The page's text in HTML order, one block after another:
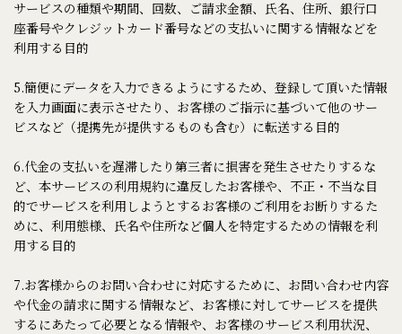
サービスの種類や期間、回数、ご請求金額、氏名、住所、銀行口
座番号やクレジットカード番号などの支払いに関する情報などを
利用する目的
5.簡便にデータを入力できるようにするため、登録して頂いた情報
を入力画面に表示させたり、お客様のご指示に基づいて他のサー
ビスなど（提携先が提供するものも含む）に転送する目的
6.代金の支払いを遅滞したり第三者に損害を発生させたりするな
ど、本サービスの利用規約に違反したお客様や、不正・不当な目
的でサービスを利用しようとするお客様のご利用をお断りするた
めに、利用態様、氏名や住所など個人を特定するための情報を利
用する目的
7.お客様からのお問い合わせに対応するために、お問い合わせ内容
や代金の請求に関する情報など、お客様に対してサービスを提供
するにあたって必要となる情報や、お客様のサービス利用状況、